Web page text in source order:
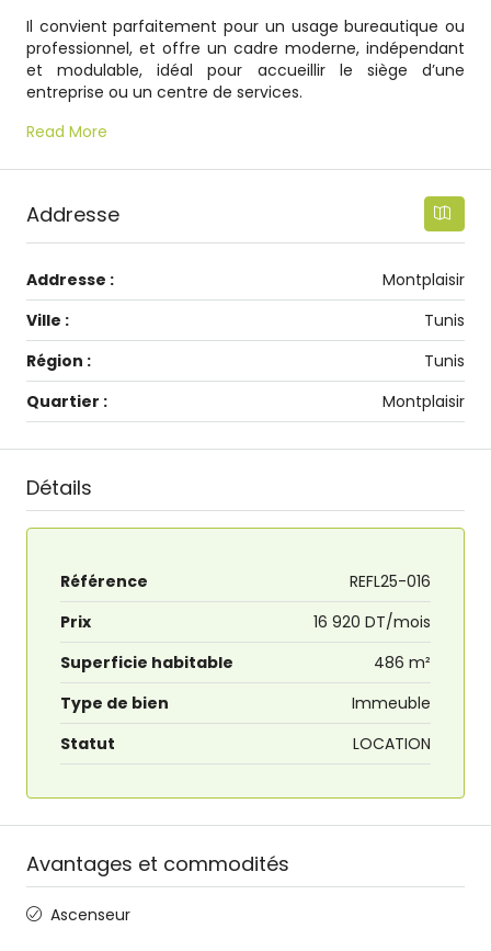
Il convient parfaitement pour un usage bureautique ou
professionnel, et offre un cadre moderne, indépendant
et modulable, idéal pour accueillir le siège d’une
entreprise ou un centre de services.
Read More
Addresse
Addresse :
Montplaisir
Ville :
Tunis
Région :
Tunis
Quartier :
Montplaisir
Détails
Référence
REFL25-016
Prix
16 920 DT/mois
Superficie habitable
486 m²
Type de bien
Immeuble
Statut
LOCATION
Avantages et commodités
Ascenseur